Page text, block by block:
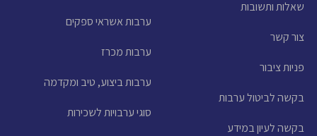
שאלות ותשובות
צור קשר
פניות ציבור
בקשה לביטול ערבות
בקשה לעיון במידע
ערבות אשראי ספקים
ערבות מכרז
ערבות ביצוע, טיב ומקדמה
סוגי ערבויות לשכירות